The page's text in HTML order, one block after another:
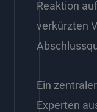
Reaktion
verkürzten
Ein
Experten